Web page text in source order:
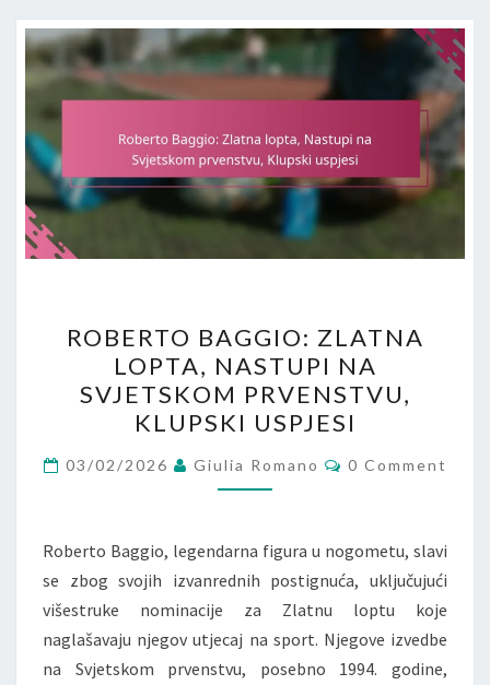
BAGGIO:
ZLATNA
LOPTA,
NASTUPI
NA
SVJETSKOM
KLUPSKI
USPJESI
ROBERTO BAGGIO: ZLATNA
LOPTA, NASTUPI NA
SVJETSKOM PRVENSTVU,
KLUPSKI USPJESI
03/02/2026 Giulia Romano Comments
0 Comment
Roberto Baggio, legendarna figura u nogometu, slavi
se zbog svojih izvanrednih postignuća, uključujući
višestruke nominacije za Zlatnu loptu koje
naglašavaju njegov utjecaj na sport. Njegove izvedbe
na Svjetskom prvenstvu, posebno 1994. godine,